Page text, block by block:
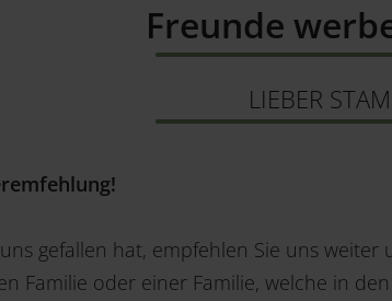
Freunde
LIEBER
gefallen hat, empfehlen Sie uns weiter
Familie oder einer Familie, welche in